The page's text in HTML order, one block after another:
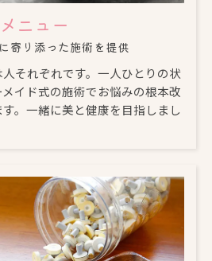
メニュー
寄り添った施術を提供
それぞれです。一人ひとりの状
イド式の施術でお悩みの根本改
。一緒に美と健康を目指しまし